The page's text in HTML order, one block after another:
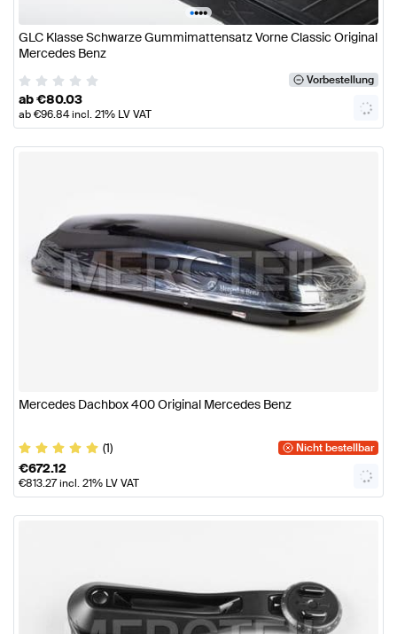
••••
GLC Klasse Schwarze Gummimattensatz Vorne Classic Original
Mercedes Benz
Vorbestellung
ab€80.03
ab€96.84incl. 21% LV VAT
Mercedes Dachbox 400 Original Mercedes Benz
(1) Nicht bestellbar
€672.12
€813.27incl. 21% LV VAT